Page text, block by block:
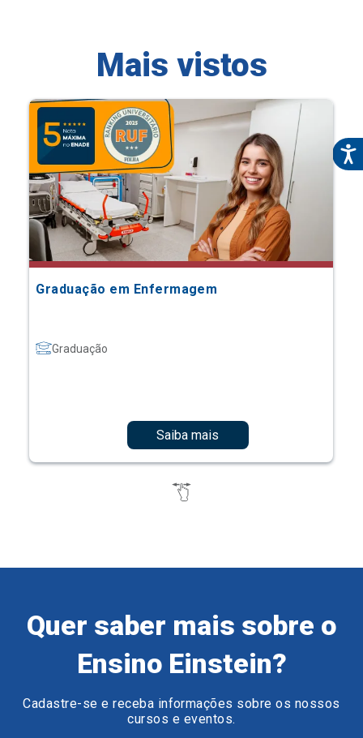
Mais vistos
Graduação em Enfermagem
Graduação
Saiba mais
Quer saber mais sobre o
Ensino Einstein?
Cadastre-se e receba informações sobre os nossos
cursos e eventos.